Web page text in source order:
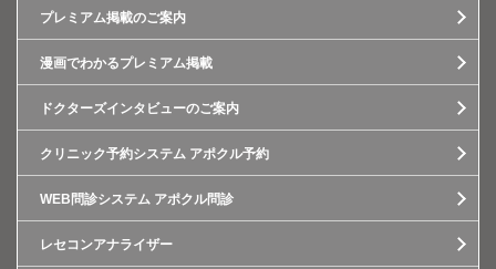
プレミアム掲載のご案内
漫画でわかるプレミアム掲載
ドクターズインタビューのご案内
クリニック予約システム アポクル予約
WEB問診システム アポクル問診
レセコンアナライザー